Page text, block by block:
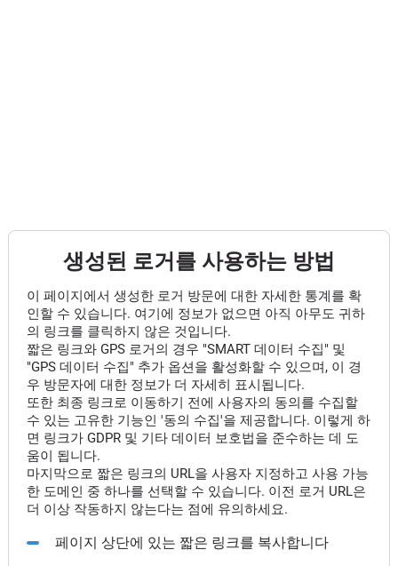
생성된 로거를 사용하는 방법
이 페이지에서 생성한 로거 방문에 대한 자세한 통계를 확
인할 수 있습니다. 여기에 정보가 없으면 아직 아무도 귀하
의 링크를 클릭하지 않은 것입니다.
짧은 링크와 GPS 로거의 경우 "SMART 데이터 수집" 및
"GPS 데이터 수집" 추가 옵션을 활성화할 수 있으며, 이 경
우 방문자에 대한 정보가 더 자세히 표시됩니다.
또한 최종 링크로 이동하기 전에 사용자의 동의를 수집할
수 있는 고유한 기능인 '동의 수집'을 제공합니다. 이렇게 하
면 링크가 GDPR 및 기타 데이터 보호법을 준수하는 데 도
움이 됩니다.
마지막으로 짧은 링크의 URL을 사용자 지정하고 사용 가능
한 도메인 중 하나를 선택할 수 있습니다. 이전 로거 URL은
더 이상 작동하지 않는다는 점에 유의하세요.
페이지 상단에 있는 짧은 링크를 복사합니다